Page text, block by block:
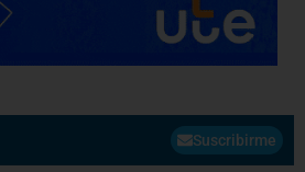
Suscribirme